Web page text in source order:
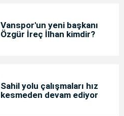
Vanspor'un yeni başkanı
Özgür İreç İlhan kimdir?
Sahil yolu çalışmaları hız
kesmeden devam ediyor